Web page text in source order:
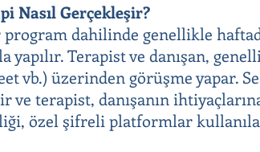
Nasıl Gerçekleşir?
dahilinde genellikle
yapılır. Terapist ve danışan,
vb.) üzerinden görüşme yapar.
ve terapist, danışanın
özel şifreli platformlar